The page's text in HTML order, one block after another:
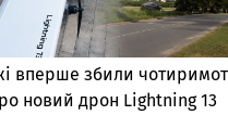
вперше збили
новий дрон Lightning 13